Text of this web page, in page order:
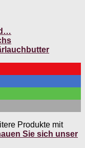
Produkte mit
Sie sich unser